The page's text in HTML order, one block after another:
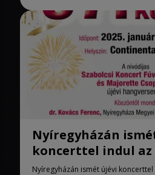
Nyíregyházán
koncerttel indul az
Nyíregyházán ismét újévi